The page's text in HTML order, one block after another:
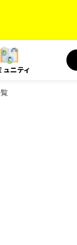
ュニティ